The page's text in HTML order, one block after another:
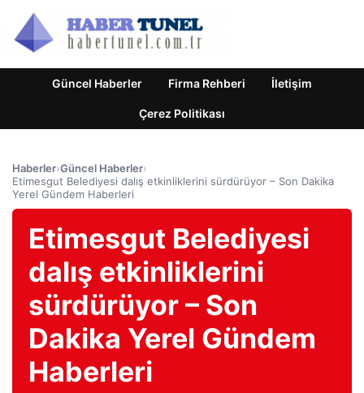
Güncel Haberler Firma Rehberi İletişim
Çerez Politikası
Haberler›Güncel Haberler›
Etimesgut Belediyesi dalış etkinliklerini sürdürüyor – Son Dakika
Yerel Gündem Haberleri
Etimesgut Belediyesi
dalış etkinliklerini
sürdürüyor – Son
Dakika Yerel Gündem
Haberleri